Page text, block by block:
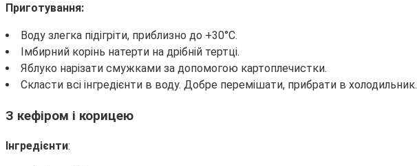
Приготування:
Воду злегка підігріти, приблизно до +30°С.
Імбирний корінь натерти на дрібній тертці.
Яблуко нарізати смужками за допомогою картоплечистки.
Скласти всі інгредієнти в воду. Добре перемішати, прибрати в холодильник.
З кефіром і корицею
Інгредієнти: